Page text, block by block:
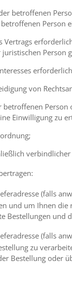
betroffenen
Person
Person
von
Einwilligung zu
(falls
und um Ihnen
Bestellungen und
(falls
zu
Bestellung oder